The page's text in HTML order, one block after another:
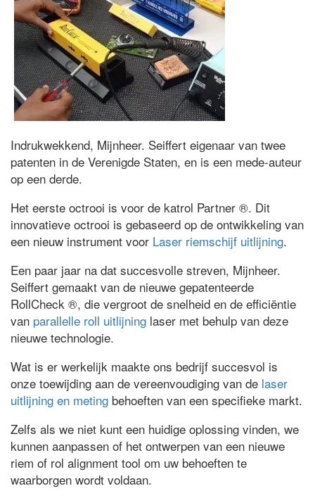
Indrukwekkend, Mijnheer. Seiffert eigenaar van twee
patenten in de Verenigde Staten, en is een mede-auteur
op een derde.
Het eerste octrooi is voor de katrol Partner ®. Dit
innovatieve octrooi is gebaseerd op de ontwikkeling van
een nieuw instrument voor Laser riemschijf uitlijning.
Een paar jaar na dat succesvolle streven, Mijnheer.
Seiffert gemaakt van de nieuwe gepatenteerde
RollCheck ®, die vergroot de snelheid en de efficiëntie
van parallelle roll uitlijning laser met behulp van deze
nieuwe technologie.
Wat is er werkelijk maakte ons bedrijf succesvol is
onze toewijding aan de vereenvoudiging van de laser
uitlijning en meting behoeften van een specifieke markt.
Zelfs als we niet kunt een huidige oplossing vinden, we
kunnen aanpassen of het ontwerpen van een nieuwe
riem of rol alignment tool om uw behoeften te
waarborgen wordt voldaan.